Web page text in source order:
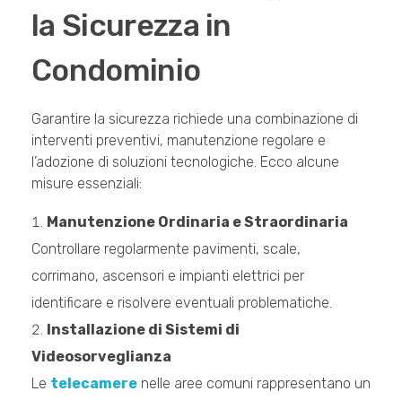
la Sicurezza in
Condominio
Garantire la sicurezza richiede una combinazione di
interventi preventivi, manutenzione regolare e
l’adozione di soluzioni tecnologiche. Ecco alcune
misure essenziali:
Manutenzione Ordinaria e Straordinaria
Controllare regolarmente pavimenti, scale,
corrimano, ascensori e impianti elettrici per
identificare e risolvere eventuali problematiche.
Installazione di Sistemi di
Videosorveglianza
Le telecamere nelle aree comuni rappresentano un